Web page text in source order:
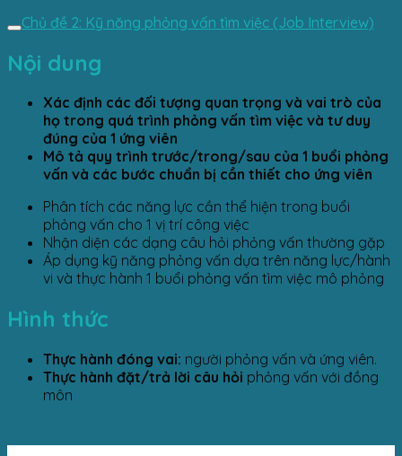
Chủ đề 2: Kỹ năng phỏng vấn tìm việc (Job Interview)
Nội dung
Xác định các đối tượng quan trọng và vai trò của
họ trong quá trình phỏng vấn tìm việc và tư duy
đúng của 1 ứng viên
Mô tả quy trình trước/trong/sau của 1 buổi phỏng
vấn và các bước chuẩn bị cần thiết cho ứng viên
Phân tích các năng lực cần thể hiện trong buổi
phỏng vấn cho 1 vị trí công việc
Nhận diện các dạng câu hỏi phỏng vấn thường gặp
Áp dụng kỹ năng phỏng vấn dựa trên năng lực/hành
vi và thực hành 1 buổi phỏng vấn tìm việc mô phỏng
Hình thức
Thực hành đóng vai: người phỏng vấn và ứng viên.
Thực hành đặt/trả lời câu hỏi phỏng vấn với đồng
môn